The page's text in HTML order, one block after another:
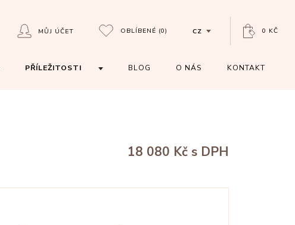
MŮJ ÚČET OBLÍBENÉ (0) CZ 0 KČ
PŘÍLEŽITOSTI BLOG O NÁS KONTAKT
18 080 Kč s DPH